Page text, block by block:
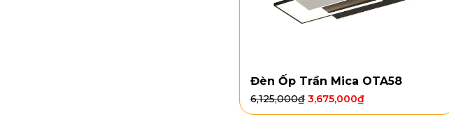
Đèn Ốp Trần Mica OTA58
6,125,000₫ 3,675,000₫